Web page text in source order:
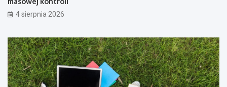
4 sierpnia 2026